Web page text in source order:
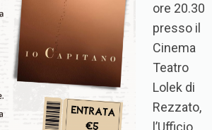
ore 20.30
presso il
Cinema
Teatro
Lolek di
Rezzato,
l’Ufficio